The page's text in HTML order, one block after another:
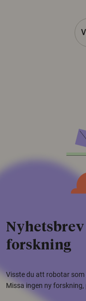
forskning
Visste du att robotar som
Missa ingen ny